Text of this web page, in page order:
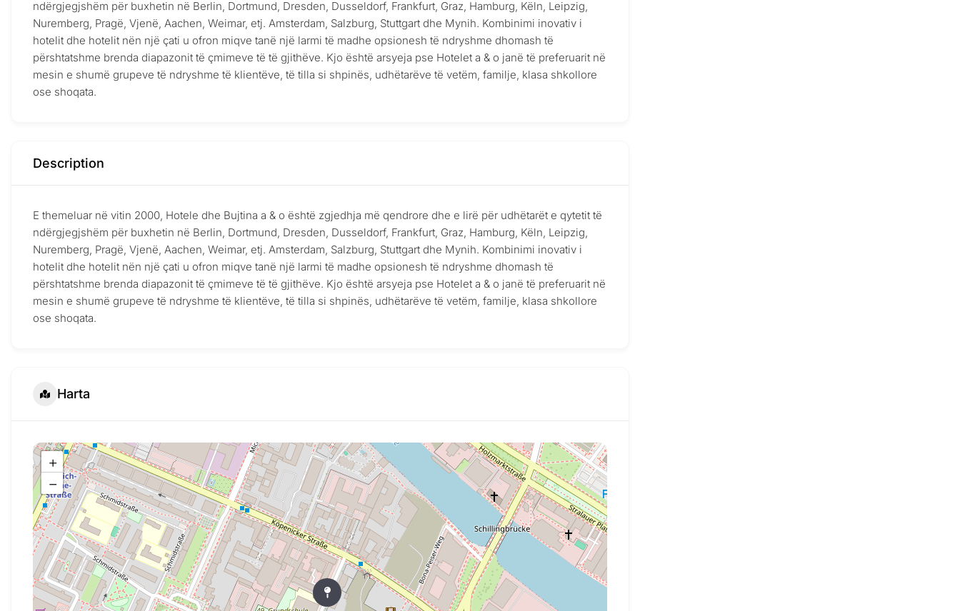
ndërgjegjshëm për buxhetin në Berlin, Dortmund, Dresden, Dusseldorf, Frankfurt, Graz, Hamburg, Këln, Leipzig,
Nuremberg, Pragë, Vjenë, Aachen, Weimar, etj. Amsterdam, Salzburg, Stuttgart dhe Mynih. Kombinimi inovativ i
hotelit dhe hotelit nën një çati u ofron miqve tanë një larmi të madhe opsionesh të ndryshme dhomash të
përshtatshme brenda diapazonit të çmimeve të të gjithëve. Kjo është arsyeja pse Hotelet a & o janë të preferuarit në
mesin e shumë grupeve të ndryshme të klientëve, të tilla si shpinës, udhëtarëve të vetëm, familje, klasa shkollore
ose shoqata.
Description
E themeluar në vitin 2000, Hotele dhe Bujtina a & o është zgjedhja më qendrore dhe e lirë për udhëtarët e qytetit të
ndërgjegjshëm për buxhetin në Berlin, Dortmund, Dresden, Dusseldorf, Frankfurt, Graz, Hamburg, Këln, Leipzig,
Nuremberg, Pragë, Vjenë, Aachen, Weimar, etj. Amsterdam, Salzburg, Stuttgart dhe Mynih. Kombinimi inovativ i
hotelit dhe hotelit nën një çati u ofron miqve tanë një larmi të madhe opsionesh të ndryshme dhomash të
përshtatshme brenda diapazonit të çmimeve të të gjithëve. Kjo është arsyeja pse Hotelet a & o janë të preferuarit në
mesin e shumë grupeve të ndryshme të klientëve, të tilla si shpinës, udhëtarëve të vetëm, familje, klasa shkollore
ose shoqata.
Harta
+
−